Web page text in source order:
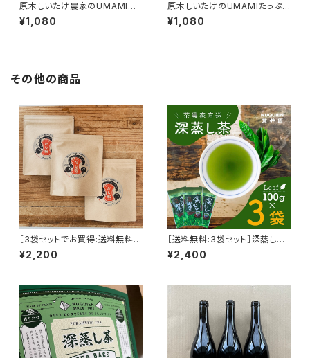
原木しいたけ農家のUMAMI
有機つゆ 「貫井園」×「弓削多
醤油」
¥1,080
原木しいたけのUMAMIたっぷり
ペペロンチーノソルト
¥1,080
その他の商品
［3袋セットでお買得:送料無料］
だし粉 50g×3袋 ［原木しいた
け と 日高昆布 の粉末出汁］
¥2,200
［送料無料:3袋セット］深蒸し茶
リーフ 100g × 3袋
¥2,400